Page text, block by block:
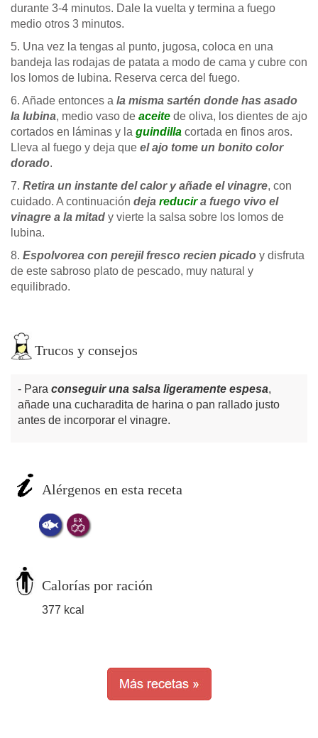
durante 3-4 minutos. Dale la vuelta y termina a fuego
medio otros 3 minutos.
5. Una vez la tengas al punto, jugosa, coloca en una
bandeja las rodajas de patata a modo de cama y cubre con
los lomos de lubina. Reserva cerca del fuego.
6. Añade entonces a la misma sartén donde has asado
la lubina, medio vaso de aceite de oliva, los dientes de ajo
cortados en láminas y la guindilla cortada en finos aros.
Lleva al fuego y deja que el ajo tome un bonito color
dorado.
7. Retira un instante del calor y añade el vinagre, con
cuidado. A continuación deja reducira fuego vivo el
vinagre a la mitad y vierte la salsa sobre los lomos de
lubina.
8. Espolvorea con perejil fresco recien picado y disfruta
de este sabroso plato de pescado, muy natural y
equilibrado.
Trucos y consejos
Para conseguir una salsa ligeramente espesa,
añade una cucharadita de harina o pan rallado justo
antes de incorporar el vinagre.
Alérgenos en esta receta
Calorías por ración
377 kcal